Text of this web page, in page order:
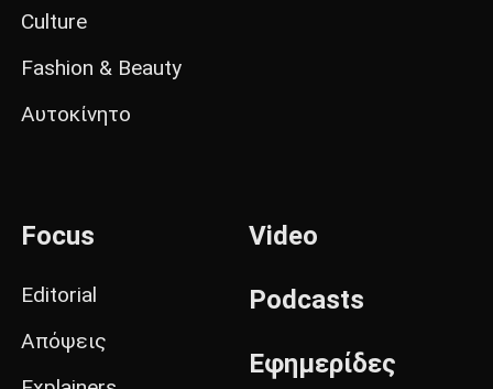
Culture
Fashion & Beauty
Αυτοκίνητο
Focus
Editorial
Απόψεις
Video
Podcasts
Εφημερίδες